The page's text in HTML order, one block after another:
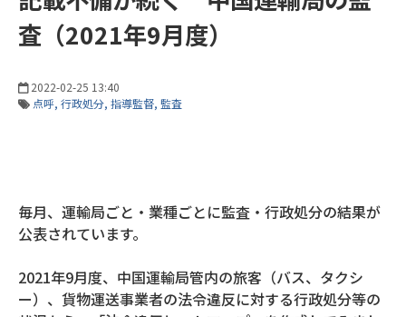
査（2021年9月度）
2022-02-25 13:40
点呼 行政処分 指導監督 監査
毎月、運輸局ごと・業種ごとに監査・行政処分の結果が
公表されています。
2021年9月度、中国運輸局管内の旅客（バス、タクシ
ー）、貨物運送事業者の法令違反に対する行政処分等の